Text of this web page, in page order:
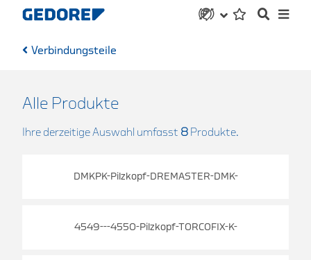
Verbindungsteile
Alle Produkte
Ihre derzeitige Auswahl umfasst 8 Produkte.
DMKPK-Pilzkopf-DREMASTER-DMK-
4549---4550-Pilzkopf-TORCOFIX-K-